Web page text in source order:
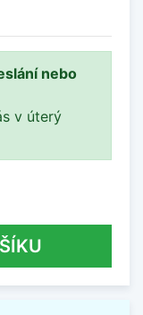
nebo
v úterý